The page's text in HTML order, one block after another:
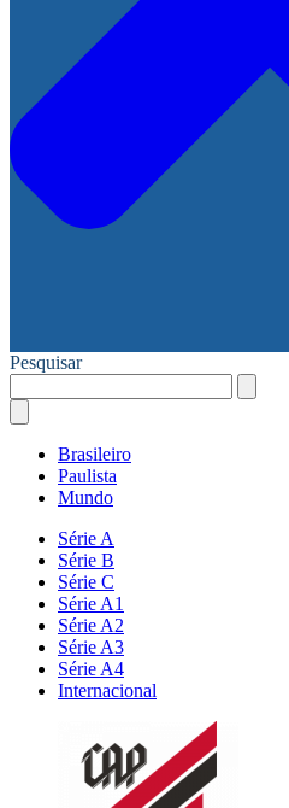
Pesquisar
Brasileiro
Paulista
Mundo
Série A
Série B
Série C
Série A1
Série A2
Série A3
Série A4
Internacional